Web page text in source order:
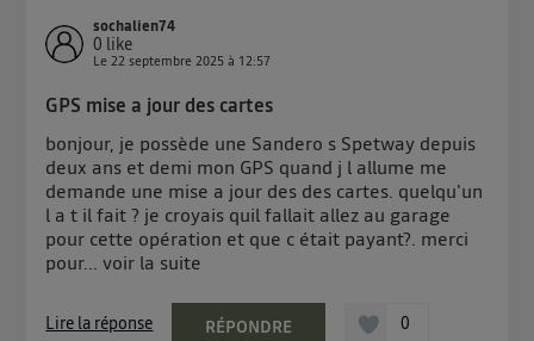
sochalien74
0 like
Le22 septembre 2025 à 12:57
GPS mise a jour des cartes
bonjour, je possède une Sandero s Spetway depuis
deux ans et demi mon GPS quand j l allume me
demande une mise a jour des des cartes. quelqu'un
l a t il fait ? je croyais quil fallait allez au garage
pour cette opération et que c était payant?. merci
pour...voir la suite
Lire la réponse RÉPONDRE 0
connexion et ayant consenties se verront attribuer le
Pour uneconnexion foyer(ex : Wi-Fi), la personnalisation sera basée
Pour uneconnexion mobile, la personnalisation sera basée
Vous pouvez à tout moment retirer ce consentement
surle portail d’Utiq ("
") ou via la page
« gérer Utiq » en bas de ce site. Pour plus
d'informations, veuillez consulterla Politique
d'information sur les données personnelles
d'Utiq.